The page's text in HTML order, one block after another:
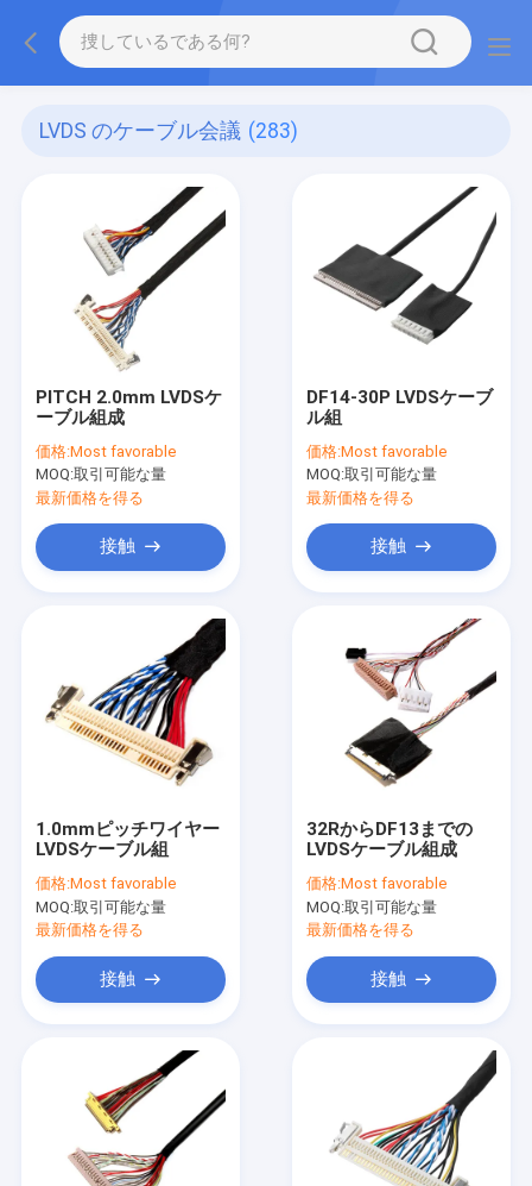
LVDS のケーブル会議 (283)
PITCH 2.0mm LVDSケ
ーブル組成
価格:Most favorable
MOQ:取引可能な量
最新価格を得る
接触
DF14-30P LVDSケーブ
ル組
価格:Most favorable
MOQ:取引可能な量
最新価格を得る
接触
1.0mmピッチワイヤー
LVDSケーブル組
価格:Most favorable
MOQ:取引可能な量
最新価格を得る
接触
32RからDF13までの
LVDSケーブル組成
価格:Most favorable
MOQ:取引可能な量
最新価格を得る
接触